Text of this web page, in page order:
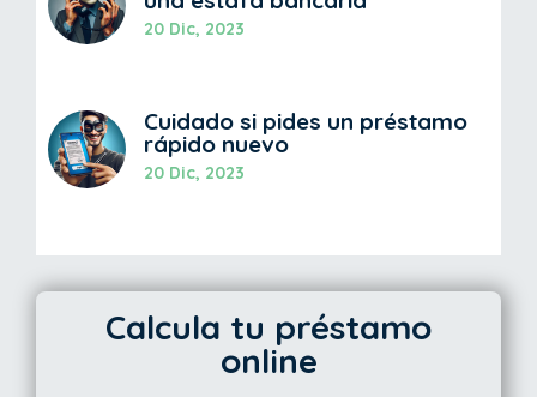
20 Dic, 2023
Cuidado si pides un préstamo
rápido nuevo
20 Dic, 2023
Calcula tu préstamo
online